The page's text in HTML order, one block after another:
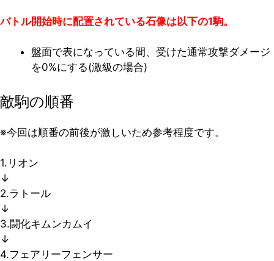
バトル開始時に配置されている石像は以下の1駒。
盤面で表になっている間、受けた通常攻撃ダメージ
を0%にする(激級の場合)
敵駒の順番
※今回は順番の前後が激しいため参考程度です。
1.リオン
↓
2.ラトール
↓
3.闘化キムンカムイ
↓
4.フェアリーフェンサー